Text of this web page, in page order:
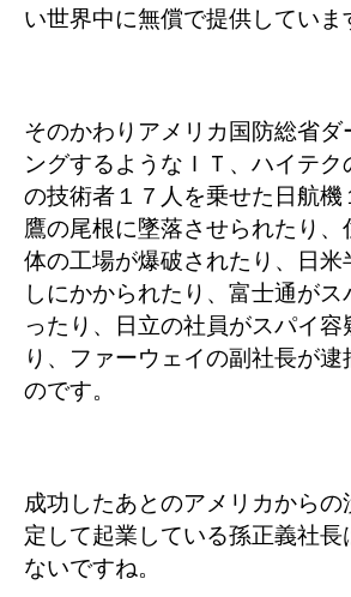
い世界中に無償で提供していま
そのかわりアメリカ国防総省ダ
ングするようなＩＴ、ハイテク
の技術者１７人を乗せた日航機
鷹の尾根に墜落させられたり、
体の工場が爆破されたり、日米
しにかかられたり、富士通が
ったり、日立の社員がスパイ容
り、ファーウェイの副社長が逮
のです。
成功したあとのアメリカからの
定して起業している孫正義社長
ないですね。